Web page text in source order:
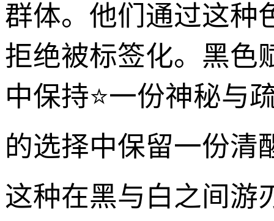
群体。他们通过这种
拒绝被标签化。黑色
中保持⭐一份神秘与
的选择中保留一份清
这种在黑与白之间游